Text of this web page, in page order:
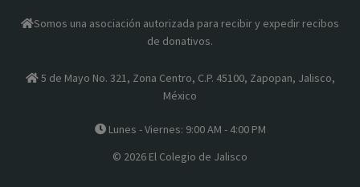
Somos una asociación autorizada para recibir y expedir recibos
de donativos.
5 de Mayo No. 321, Zona Centro, C.P. 45100, Zapopan, Jalisco,
México
Lunes - Viernes: 9:00 AM - 4:00 PM
© 2026 El Colegio de Jalisco